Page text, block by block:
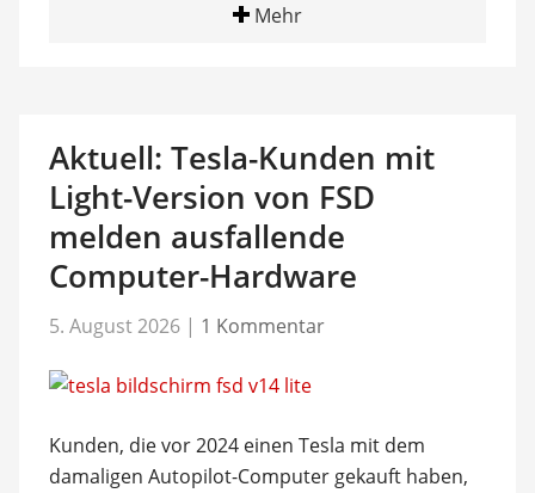
Mehr
Aktuell: Tesla-Kunden mit
Light-Version von FSD
melden ausfallende
Computer-Hardware
5. August 2026 | 1 Kommentar
Kunden, die vor 2024 einen Tesla mit dem
damaligen Autopilot-Computer gekauft haben,